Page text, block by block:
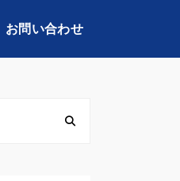
お問い合わせ